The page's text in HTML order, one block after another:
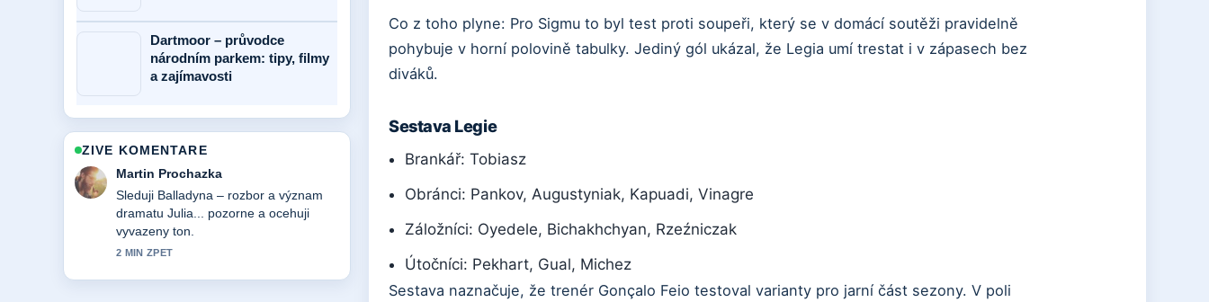
Co z toho plyne: Pro Sigmu to byl test proti soupeři, který se v domácí soutěži pravidelně
pohybuje v horní polovině tabulky. Jediný gól ukázal, že Legia umí trestat i v zápasech bez
diváků.
Sestava Legie
Brankář: Tobiasz
Obránci: Pankov, Augustyniak, Kapuadi, Vinagre
Záložníci: Oyedele, Bichakhchyan, Rzeźniczak
Útočníci: Pekhart, Gual, Michez
Sestava naznačuje, že trenér Gonçalo Feio testoval varianty pro jarní část sezony. V poli
Dartmoor – průvodce
národním parkem: tipy, filmy
a zajímavosti
ZIVE KOMENTARE
Eva Kucerova
Uzitecny kontext k Zprávy z Wrocławi
dnes: dění, bezpečnost a.... Prosim
pokracujte v prubeznych aktualizacich.
4 MIN ZPET